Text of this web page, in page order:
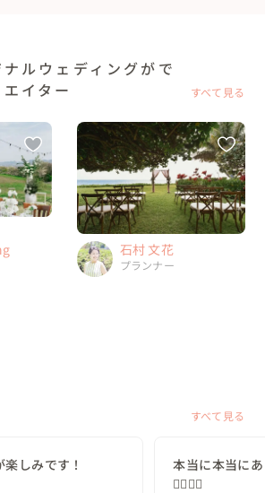
ルウェディングがで
イター
すべて見る
石村 文花
プランナー
すべて見る
しみです！
本当に本当に
🙇‍♂️🙇‍♂️